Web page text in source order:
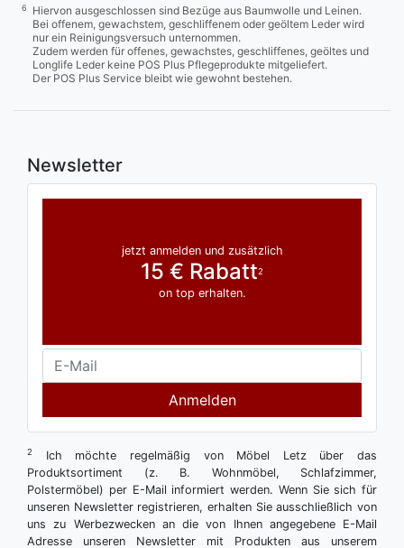
6
Hiervon ausgeschlossen sind Bezüge aus Baumwolle und Leinen.
Bei offenem, gewachstem, geschliffenem oder geöltem Leder wird
nur ein Reinigungsversuch unternommen.
Zudem werden für offenes, gewachstes, geschliffenes, geöltes und
Longlife Leder keine POS Plus Pflegeprodukte mitgeliefert.
Der POS Plus Service bleibt wie gewohnt bestehen.
Newsletter
jetzt anmelden und zusätzlich
15 € Rabatt2
on top erhalten.
Anmelden
2
Ich möchte regelmäßig von Möbel Letz über das
Produktsortiment (z. B. Wohnmöbel, Schlafzimmer,
Polstermöbel) per E-Mail informiert werden. Wenn Sie sich für
unseren Newsletter registrieren, erhalten Sie ausschließlich von
uns zu Werbezwecken an die von Ihnen angegebene E-Mail
Adresse unseren Newsletter mit Produkten aus unserem